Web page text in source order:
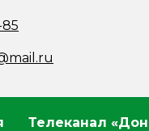
Телеканал